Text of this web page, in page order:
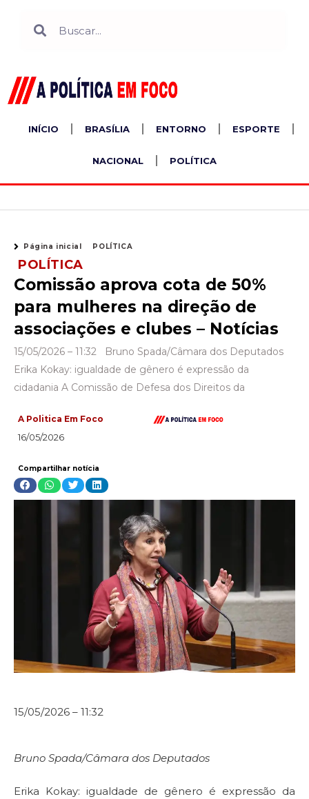
INÍCIO BRASÍLIA ENTORNO ESPORTE
NACIONAL POLÍTICA
Página inicial POLÍTICA
POLÍTICA
Comissão aprova cota de 50%
para mulheres na direção de
associações e clubes – Notícias
15/05/2026 – 11:32 Bruno Spada/Câmara dos Deputados
Erika Kokay: igualdade de gênero é expressão da
cidadania A Comissão de Defesa dos Direitos da
A Politica Em Foco
16/05/2026
Compartilhar notícia
15/05/2026 – 11:32
Bruno Spada/Câmara dos Deputados
Erika Kokay: igualdade de gênero é expressão da